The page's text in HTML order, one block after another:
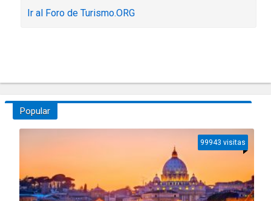
Ir al Foro de Turismo.ORG
Popular
99943 visitas